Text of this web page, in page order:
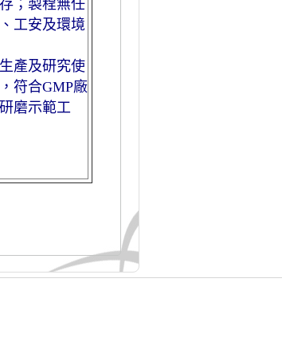
；製程無任
工安及環境
產及研究使
符合GMP廠
磨示範工